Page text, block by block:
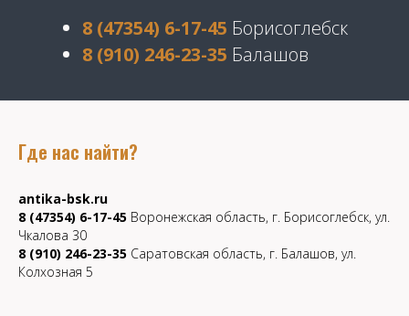
8 (47354) 6-17-45 Борисоглебск
8 (910) 246-23-35 Балашов
Где нас найти?
antika-bsk.ru
8 (47354) 6-17-45 Воронежская область, г. Борисоглебск, ул.
Чкалова 30
8 (910) 246-23-35 Саратовская область, г. Балашов, ул.
Колхозная 5